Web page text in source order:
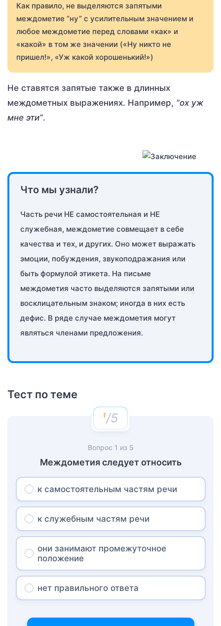
Как правило, не выделяются запятыми
междометие “ну” с усилительным значением и
любое междометие перед словами «как» и
«какой» в том же значении («Ну никто не
пришел!», «Уж какой хорошенький!»)
Не ставятся запятые также в длинных
междометных выражениях. Например, “ох уж
мне эти”.
Что мы узнали?
Часть речи НЕ самостоятельная и НЕ
служебная, междометие совмещает в себе
качества и тех, и других. Оно может выражать
эмоции, побуждения, звукоподражания или
быть формулой этикета. На письме
междометия часто выделяются запятыми или
восклицательным знаком; иногда в них есть
дефис. В ряде случае междометия могут
являться членами предложения.
Тест по теме
/5
Вопрос 1 из 5
Междометия следует относить
к самостоятельным частям речи
к служебным частям речи
они занимают промежуточное
положение
нет правильного ответа